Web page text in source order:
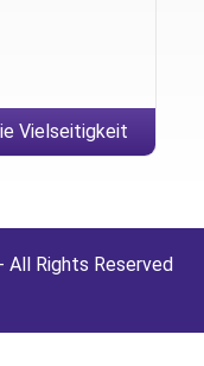
Vielseitigkeit
Wurttemberg
All Rights Reserved